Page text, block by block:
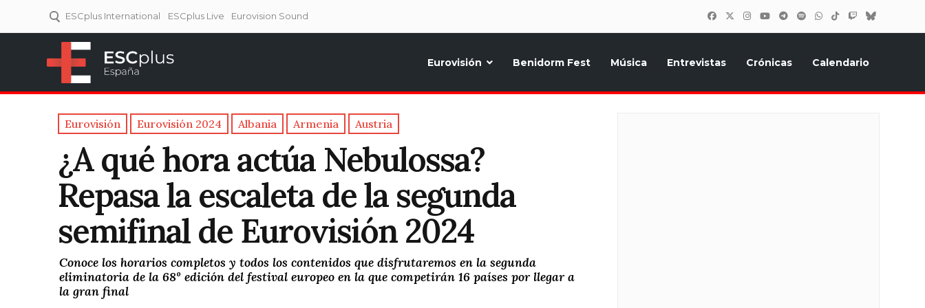
ESCplus International ESCplus Live Eurovision Sound
Eurovisión Benidorm Fest Música Entrevistas Crónicas Calendario
Eurovisión Eurovisión 2024 Albania Armenia Austria
¿A qué hora actúa Nebulossa?
Repasa la escaleta de la segunda
semifinal de Eurovisión 2024
Conoce los horarios completos y todos los contenidos que disfrutaremos en la segunda
eliminatoria de la 68º edición del festival europeo en la que competirán 16 países por llegar a
la gran final